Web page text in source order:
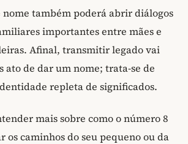
nome também poderá abrir diálogos
importantes entre mães e
Afinal, transmitir legado vai
ato de dar um nome; trata-se de
repleta de significados.
mais sobre como o número 8
os caminhos do seu pequeno ou da